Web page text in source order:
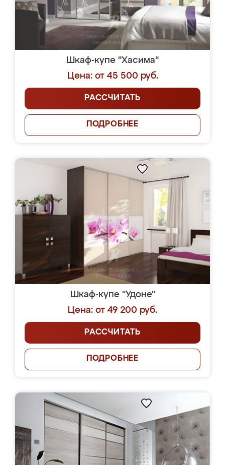
Шкаф-купе "Хасима"
Цена: от 45 500 руб.
РАССЧИТАТЬ
ПОДРОБНЕЕ
Шкаф-купе "Удоне"
Цена: от 49 200 руб.
РАССЧИТАТЬ
ПОДРОБНЕЕ